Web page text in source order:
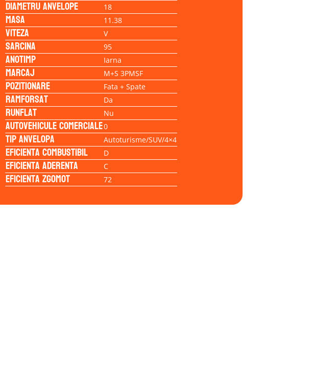
Diametru anvelope 18
Masa 11.38
Viteza V
Sarcina 95
Anotimp Iarna
Marcaj M+S 3PMSF
Pozitionare Fata + Spate
Ramforsat Da
Runflat Nu
Autovehicule comerciale0
Tip anvelopa Autoturisme/SUV/4×4
Eficienta Combustibil D
Eficienta Aderenta C
Eficienta Zgomot 72